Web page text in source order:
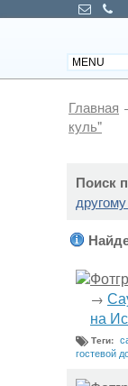
Главная
куль"
Поиск
→
на
Теги:
гостевой